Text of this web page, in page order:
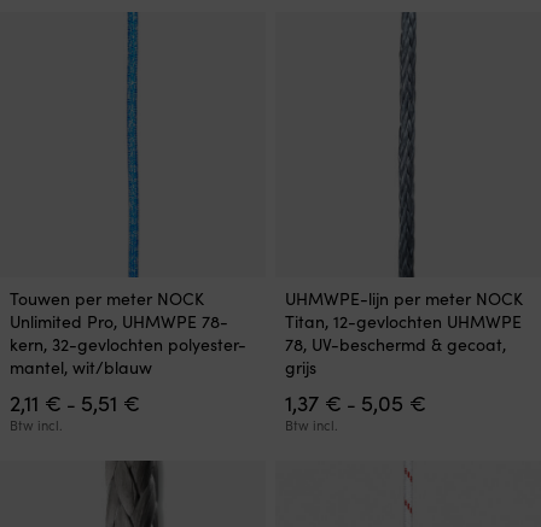
productpagina
productpagina
4,41 €
Dit
product
heeft
meerdere
variaties.
Deze
optie
Touwen per meter NOCK
Unlimited Pro, UHMWPE 78-
kern, 32-gevlochten polyester-
mantel, wit/blauw
2,11 € - 5,51 €
5,51 €
Btw incl.
Dit
product
heeft
meerdere
variaties.
Deze
optie
UHMWPE-lijn per meter NOCK
Titan, 12-gevlochten UHMWPE
78, UV-beschermd & gecoat,
grijs
1,37 € - 5,05 €Prijsklasse:
Btw incl.